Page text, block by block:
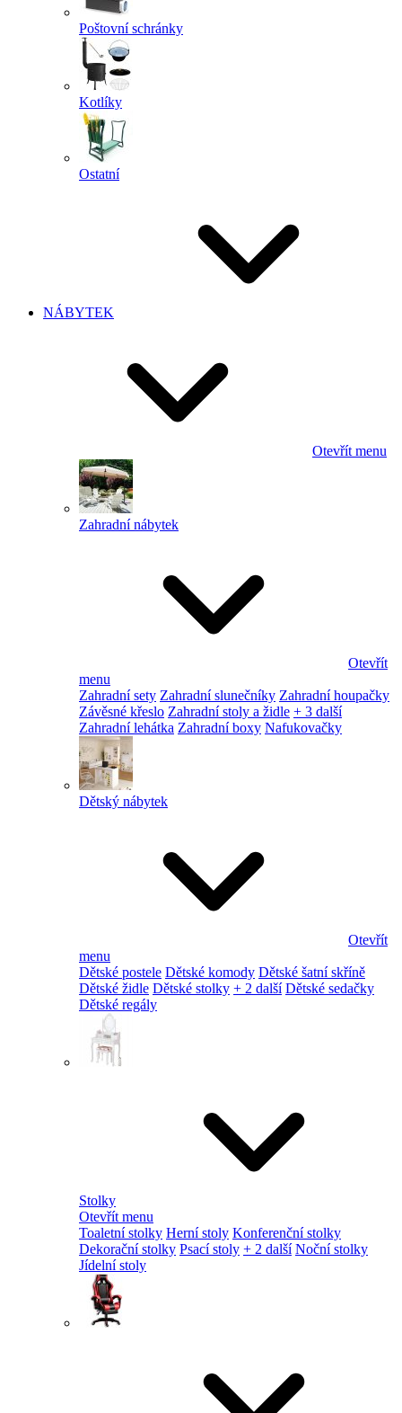
Poštovní schránky
Kotlíky
Ostatní
NÁBYTEK
Otevřít menu
Zahradní nábytek
Otevřít
menu
Zahradní sety Zahradní slunečníky Zahradní houpačky
Závěsné křeslo Zahradní stoly a židle + 3 další
Zahradní lehátka Zahradní boxy Nafukovačky
Dětský nábytek
Otevřít
menu
Dětské postele Dětské komody Dětské šatní skříně
Dětské židle Dětské stolky + 2 další Dětské sedačky
Dětské regály
Stolky
Otevřít menu
Toaletní stolky Herní stoly Konferenční stolky
Dekorační stolky Psací stoly + 2 další Noční stolky
Jídelní stoly